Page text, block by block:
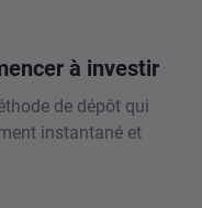
à investir
de dépôt qui
instantané et